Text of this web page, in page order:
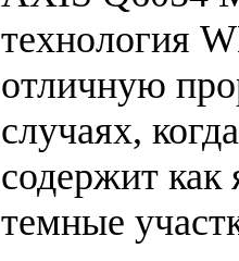
технология
отличную
случаях,
содержит
темные